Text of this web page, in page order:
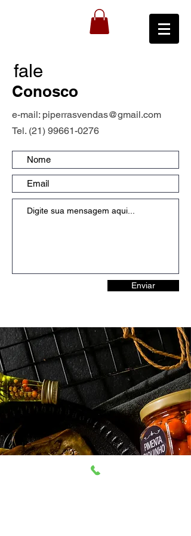
fale
Conosco
e-mail: piperrasvendas@gmail.com
Tel. (21) 99661-0276
Enviar